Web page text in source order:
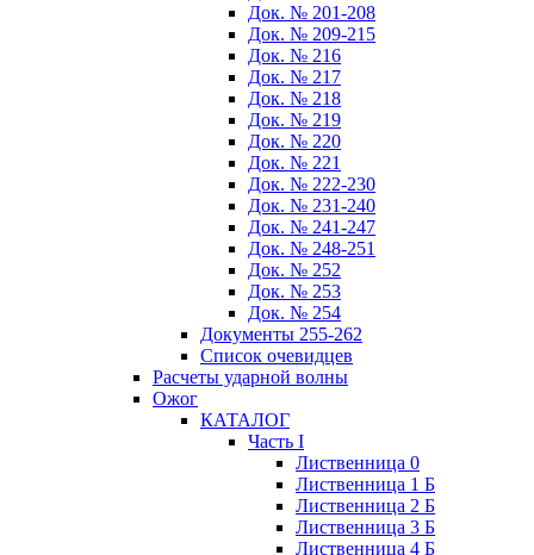
Док. № 201-208
Док. № 209-215
Док. № 216
Док. № 217
Док. № 218
Док. № 219
Док. № 220
Док. № 221
Док. № 222-230
Док. № 231-240
Док. № 241-247
Док. № 248-251
Док. № 252
Док. № 253
Док. № 254
Документы 255-262
Список очевидцев
Расчеты ударной волны
Ожог
КАТАЛОГ
Часть I
Лиственница 0
Лиственница 1 Б
Лиственница 2 Б
Лиственница 3 Б
Лиственница 4 Б